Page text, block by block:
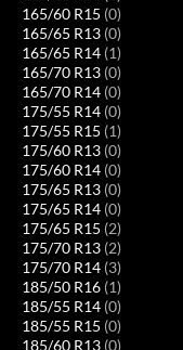
165/60 R15 (0)
165/65 R13 (0)
165/65 R14 (1)
165/70 R13 (0)
165/70 R14 (0)
175/55 R14 (0)
175/55 R15 (1)
175/60 R13 (0)
175/60 R14 (0)
175/65 R13 (0)
175/65 R14 (0)
175/65 R15 (2)
175/70 R13 (2)
175/70 R14 (3)
185/50 R16 (1)
185/55 R14 (0)
185/55 R15 (0)
185/60 R13 (0)